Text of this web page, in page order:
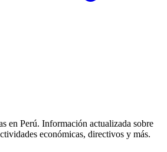
en Perú. Información actualizada sobre
económicas, directivos y más.